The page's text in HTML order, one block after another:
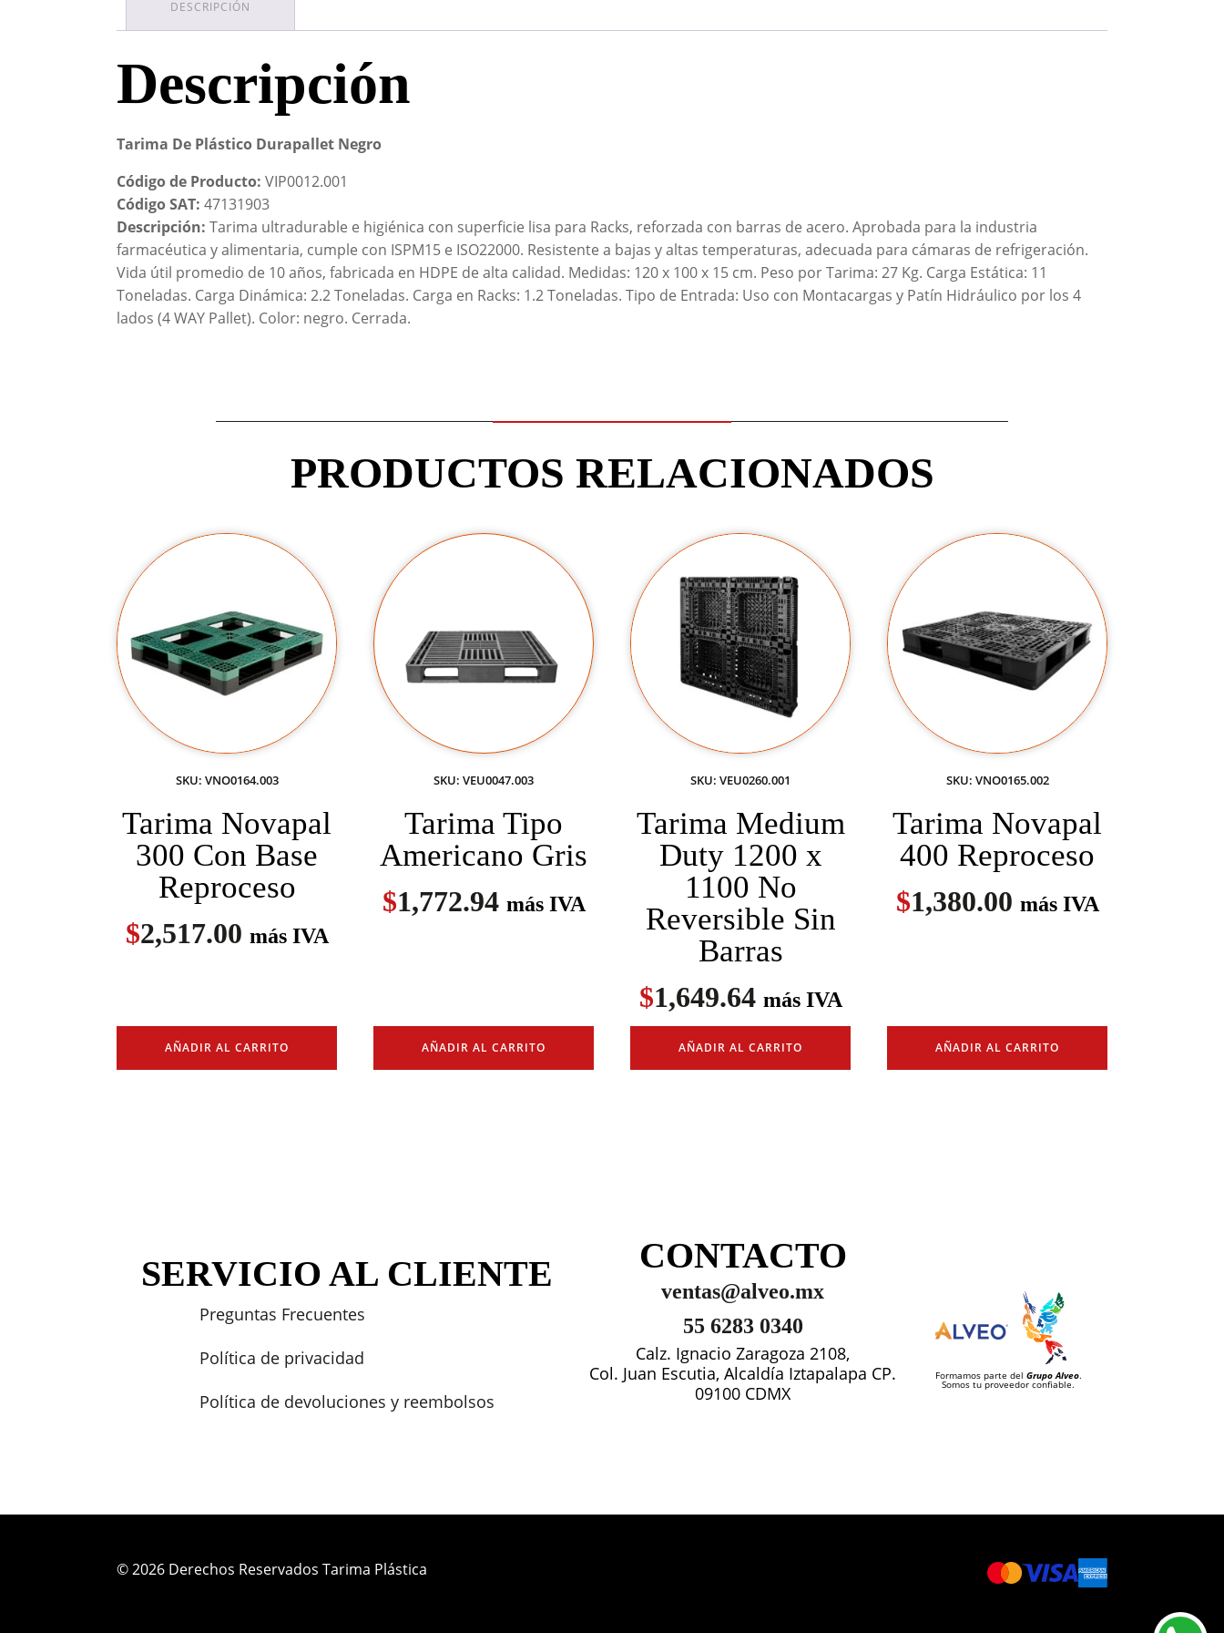
DESCRIPCIÓN
Descripción
Tarima De Plástico Durapallet Negro
Código de Producto: VIP0012.001
Código SAT: 47131903
Descripción: Tarima ultradurable e higiénica con superficie lisa para Racks, reforzada con barras de acero. Aprobada para la industria
farmacéutica y alimentaria, cumple con ISPM15 e ISO22000. Resistente a bajas y altas temperaturas, adecuada para cámaras de refrigeración.
Vida útil promedio de 10 años, fabricada en HDPE de alta calidad. Medidas: 120 x 100 x 15 cm. Peso por Tarima: 27 Kg. Carga Estática: 11
Toneladas. Carga Dinámica: 2.2 Toneladas. Carga en Racks: 1.2 Toneladas. Tipo de Entrada: Uso con Montacargas y Patín Hidráulico por los 4
lados (4 WAY Pallet). Color: negro. Cerrada.
PRODUCTOS RELACIONADOS
SKU: VNO0164.003
Tarima Novapal
300 Con Base
Reproceso
$2,517.00 más IVA
AÑADIR AL CARRITO
SKU: VEU0047.003
Tarima Tipo
Americano Gris
$1,772.94 más IVA
AÑADIR AL CARRITO
SKU: VEU0260.001
Tarima Medium
Duty 1200 x
1100 No
Reversible Sin
Barras
$1,649.64 más IVA
AÑADIR AL CARRITO
SKU: VNO0165.002
Tarima Novapal
400 Reproceso
$1,380.00 más IVA
AÑADIR AL CARRITO
SERVICIO AL CLIENTE
Preguntas Frecuentes
Política de privacidad
Política de devoluciones y reembolsos
CONTACTO
ventas@alveo.mx
55 6283 0340
Calz. Ignacio Zaragoza 2108,
Col. Juan Escutia, Alcaldía Iztapalapa CP.
09100 CDMX
Formamos parte del Grupo Alveo.
Somos tu proveedor confiable.
© 2026 Derechos Reservados Tarima Plástica